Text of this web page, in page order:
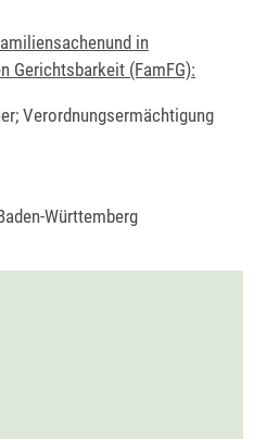
in
Gerichtsbarkeit (FamFG):
Verordnungsermächtigung
Württemberg